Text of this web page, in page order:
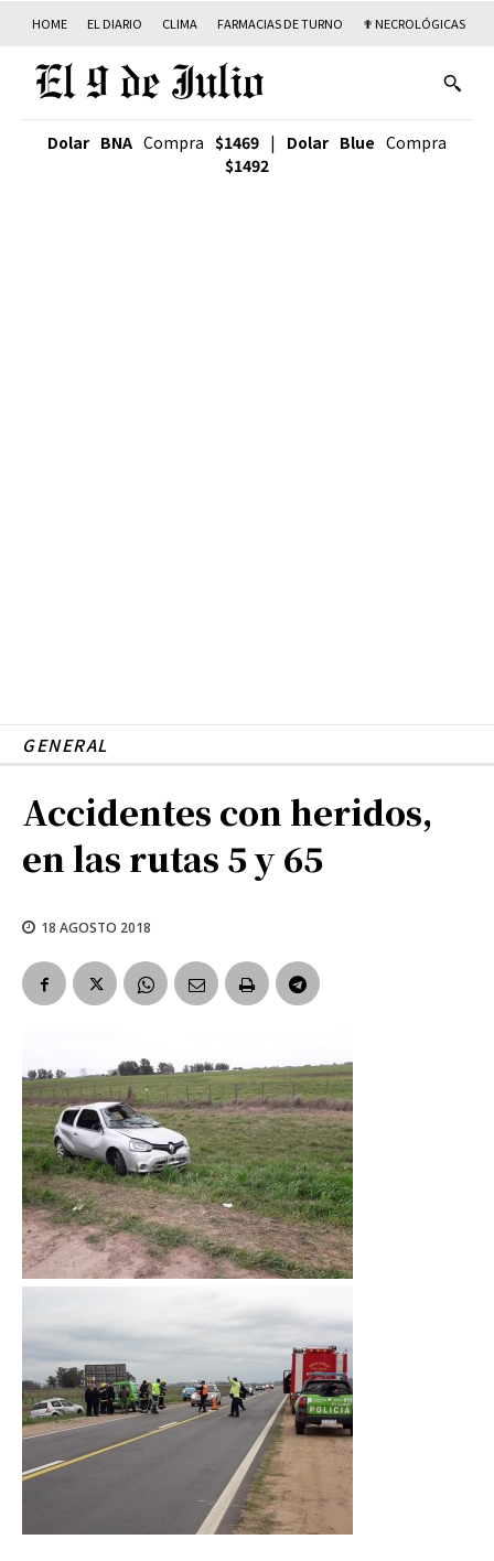
HOME EL DIARIO CLIMA FARMACIAS DE TURNO ✟ NECROLÓGICAS
Dolar BNA Compra $1469 | Dolar Blue Compra
$1492
GENERAL
Accidentes con heridos,
en las rutas 5 y 65
18 AGOSTO 2018